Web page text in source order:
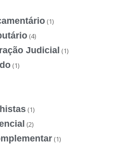
(1)
(4)
Judicial (1)
(1)
(1)
(2)
(1)